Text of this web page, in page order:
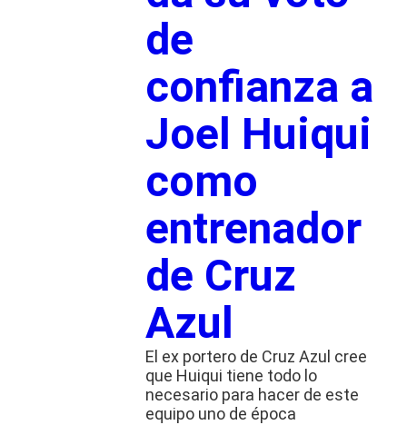
de
confianza a
Joel Huiqui
como
entrenador
de Cruz
Azul
El ex portero de Cruz Azul cree
que Huiqui tiene todo lo
necesario para hacer de este
equipo uno de época